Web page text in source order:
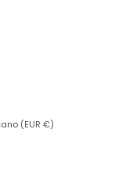
(EUR €)